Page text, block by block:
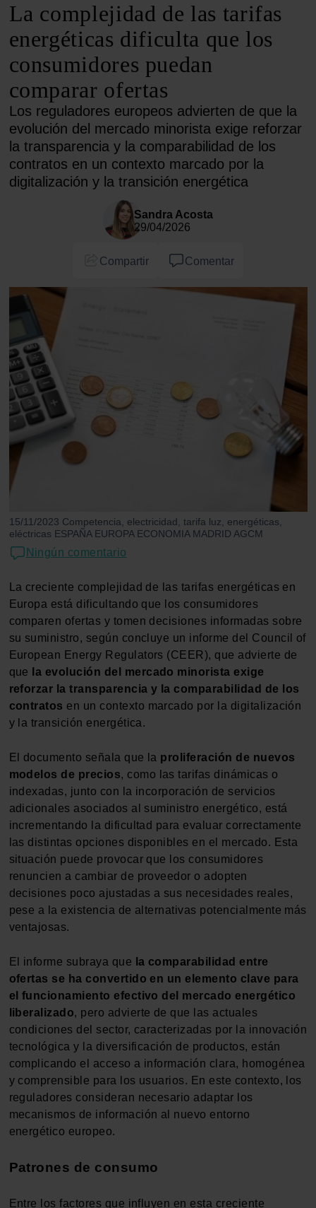
La complejidad de las tarifas
energéticas dificulta que los
consumidores puedan
comparar ofertas
Los reguladores europeos advierten de que la
evolución del mercado minorista exige reforzar
la transparencia y la comparabilidad de los
contratos en un contexto marcado por la
digitalización y la transición energética
Sandra Acosta
29/04/2026
Compartir Comentar
15/11/2023 Competencia, electricidad, tarifa luz, energéticas,
eléctricas ESPAÑA EUROPA ECONOMIA MADRID AGCM
Ningún comentario
La creciente complejidad de las tarifas energéticas en
Europa está dificultando que los consumidores
comparen ofertas y tomen decisiones informadas sobre
su suministro, según concluye un informe del Council of
European Energy Regulators (CEER), que advierte de
que
la evolución del mercado minorista exige
reforzar la transparencia y la comparabilidad de los
contratos en un contexto marcado por la digitalización
y la transición energética.
El documento señala que la proliferación de nuevos
modelos de precios, como las tarifas dinámicas o
indexadas, junto con la incorporación de servicios
adicionales asociados al suministro energético, está
incrementando la dificultad para evaluar correctamente
las distintas opciones disponibles en el mercado. Esta
situación puede provocar que los consumidores
renuncien a cambiar de proveedor o adopten
decisiones poco ajustadas a sus necesidades reales,
pese a la existencia de alternativas potencialmente más
ventajosas.
El informe subraya que la comparabilidad entre
ofertas se ha convertido en un elemento clave para
el funcionamiento efectivo del mercado energético
liberalizado, pero advierte de que las actuales
condiciones del sector, caracterizadas por la innovación
tecnológica y la diversificación de productos, están
complicando el acceso a información clara, homogénea
y comprensible para los usuarios. En este contexto, los
reguladores consideran necesario adaptar los
mecanismos de información al nuevo entorno
energético europeo.
Patrones de consumo
Entre los factores que influyen en esta creciente